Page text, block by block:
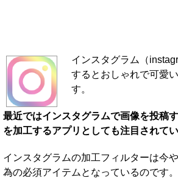
インスタグラム（
するとおしゃれで可愛
す。
最近ではインスタグラムで画像を投稿
を加工するアプリとしても注目されてい
インスタグラムの加工フィルターは今
為の必須アイテムとなっているのです。